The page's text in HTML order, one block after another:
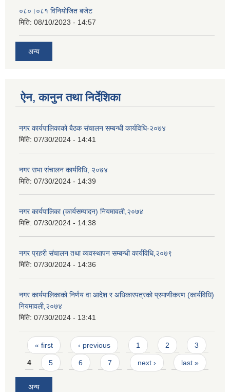
०८०।०८१ विनियोजित बजेट
मिति: 08/10/2023 - 14:57
अन्य
ऐन, कानुन तथा निर्देशिका
नगर कार्यपालिकाको बैठक संचालन सम्बन्धी कार्यविधि-२०७४
मिति: 07/30/2024 - 14:41
नगर सभा संचालन कार्यविधि, २०७४
मिति: 07/30/2024 - 14:39
नगर कार्यपालिका (कार्यसम्पादन) नियमावली,२०७४
मिति: 07/30/2024 - 14:38
नगर प्रहरी संचालन तथा व्यवस्थापन सम्बन्धी कार्यविधि,२०७९
मिति: 07/30/2024 - 14:36
नगर कार्यपालिकाको निर्णय वा आदेश र अधिकारपत्रको प्रमाणीकरण (कार्यविधि)
नियमावली,२०७४
मिति: 07/30/2024 - 13:41
Pages
« first ‹ previous 1 2 3
4 5 6 7 next › last »
अन्य